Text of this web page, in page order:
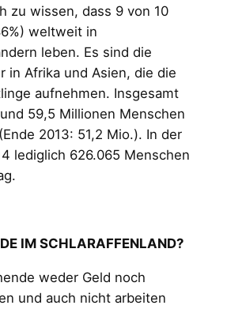
zu wissen, dass 9 von 10
weltweit in
leben. Es sind die
in Afrika und Asien, die die
aufnehmen. Insgesamt
59,5 Millionen Menschen
2013: 51,2 Mio.). In der
lediglich 626.065 Menschen
IM SCHLARAFFENLAND?
weder Geld noch
und auch nicht arbeiten